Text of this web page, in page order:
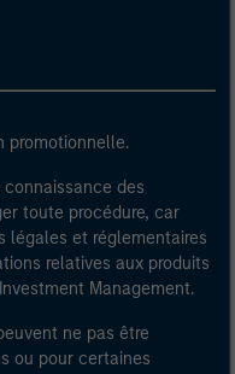
promotionnelle.
des
toute procédure, car
légales et réglementaires
relatives aux produits
Management.
ne pas être
ou pour certaines